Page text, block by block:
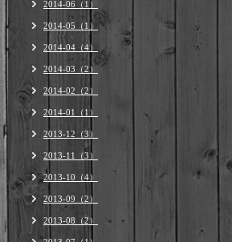
2014-06（1）
2014-05（1）
2014-04（4）
2014-03（2）
2014-02（2）
2014-01（1）
2013-12（3）
2013-11（3）
2013-10（4）
2013-09（2）
2013-08（2）